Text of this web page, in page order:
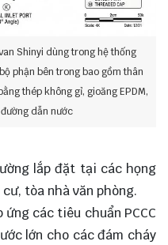
Shinyi dùng trong hệ thống
phận bên trong bao gồm thân
thép không gỉ, gioăng EPDM,
dẫn nước
lắp đặt tại các họng
tòa nhà văn phòng.
các tiêu chuẩn PCCC
lớn cho các đám cháy